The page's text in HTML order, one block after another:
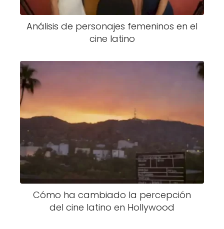
Análisis de personajes femeninos en el
cine latino
Cómo ha cambiado la percepción
del cine latino en Hollywood